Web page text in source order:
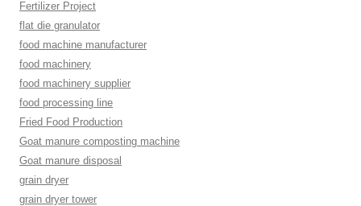
Fertilizer Project
flat die granulator
food machine manufacturer
food machinery
food machinery supplier
food processing line
Fried Food Production
Goat manure composting machine
Goat manure disposal
grain dryer
grain dryer tower